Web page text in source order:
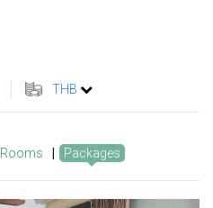
THB
Rooms Packages